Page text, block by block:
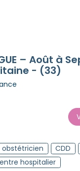
– Août à
- (33)
CDD
hospitalier